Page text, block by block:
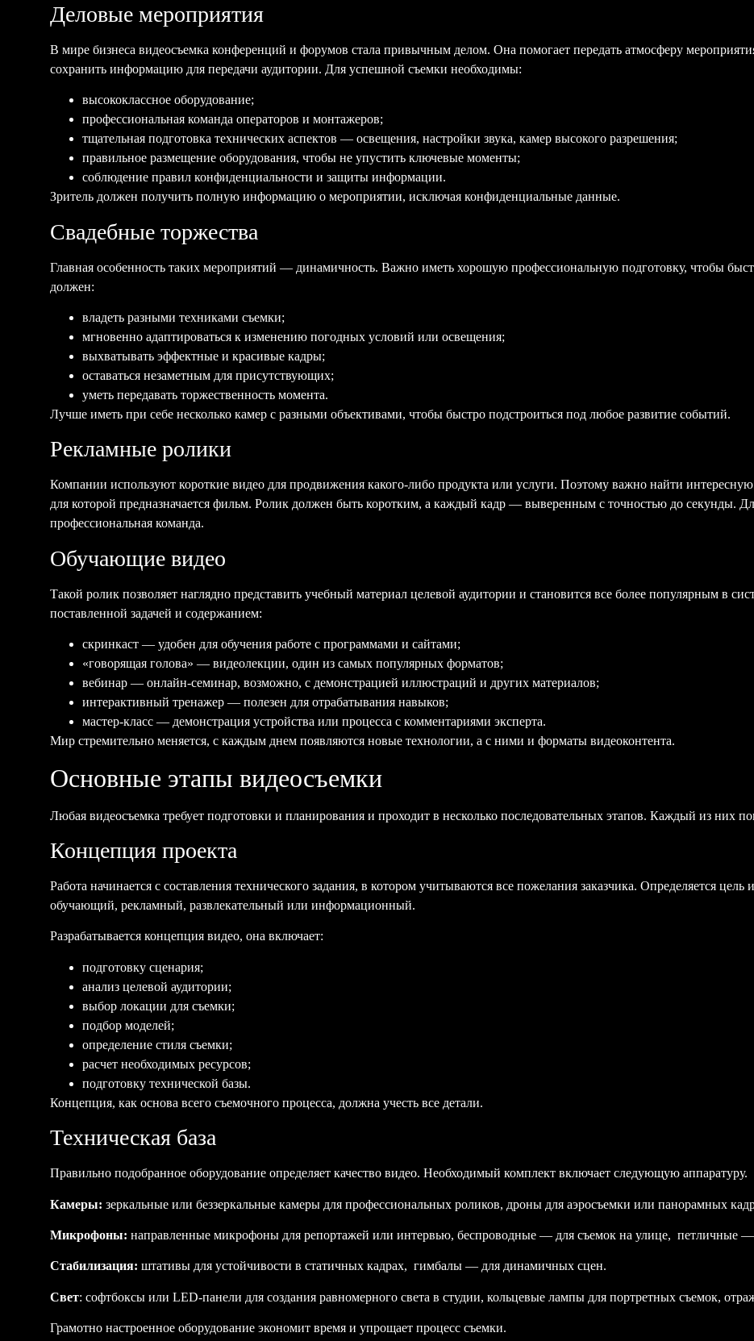
Деловые мероприятия
В мире бизнеса видеосъемка конференций и форумов стала привычным делом. Она помогает передать атмосферу
сохранить информацию для передачи аудитории. Для успешной съемки необходимы:
высококлассное оборудование;
профессиональная команда операторов и монтажеров;
тщательная подготовка технических аспектов — освещения, настройки звука, камер высокого разрешения;
правильное размещение оборудования, чтобы не упустить ключевые моменты;
соблюдение правил конфиденциальности и защиты информации.
Зритель должен получить полную информацию о мероприятии, исключая конфиденциальные данные.
Свадебные торжества
Главная особенность таких мероприятий — динамичность. Важно иметь хорошую профессиональную подготовку, чтобы
должен:
владеть разными техниками съемки;
мгновенно адаптироваться к изменению погодных условий или освещения;
выхватывать эффектные и красивые кадры;
оставаться незаметным для присутствующих;
уметь передавать торжественность момента.
Лучше иметь при себе несколько камер с разными объективами, чтобы быстро подстроиться под любое развитие событий.
Рекламные ролики
Компании используют короткие видео для продвижения какого-либо продукта или услуги. Поэтому важно найти
для которой предназначается фильм. Ролик должен быть коротким, а каждый кадр — выверенным с точностью до секунды.
профессиональная команда.
Обучающие видео
Такой ролик позволяет наглядно представить учебный материал целевой аудитории и становится все более популярным в
поставленной задачей и содержанием:
скринкаст — удобен для обучения работе с программами и сайтами;
«говорящая голова» — видеолекции, один из самых популярных форматов;
вебинар — онлайн-семинар, возможно, с демонстрацией иллюстраций и других материалов;
интерактивный тренажер — полезен для отрабатывания навыков;
мастер-класс — демонстрация устройства или процесса с комментариями эксперта.
Мир стремительно меняется, с каждым днем появляются новые технологии, а с ними и форматы видеоконтента.
Основные этапы видеосъемки
Любая видеосъемка требует подготовки и планирования и проходит в несколько последовательных этапов. Каждый из них
Концепция проекта
Работа начинается с составления технического задания, в котором учитываются все пожелания заказчика. Определяется
обучающий, рекламный, развлекательный или информационный.
Разрабатывается концепция видео, она включает:
подготовку сценария;
анализ целевой аудитории;
выбор локации для съемки;
подбор моделей;
определение стиля съемки;
расчет необходимых ресурсов;
подготовку технической базы.
Концепция, как основа всего съемочного процесса, должна учесть все детали.
Техническая база
Правильно подобранное оборудование определяет качество видео. Необходимый комплект включает следующую аппаратуру.
Камеры: зеркальные или беззеркальные камеры для профессиональных роликов, дроны для аэросъемки или панорамных
Микрофоны: направленные микрофоны для репортажей или интервью, беспроводные — для съемок на улице, петличные —
Стабилизация: штативы для устойчивости в статичных кадрах, гимбалы — для динамичных сцен.
Свет: софтбоксы или LED-панели для создания равномерного света в студии, кольцевые лампы для портретных съемок,
Грамотно настроенное оборудование экономит время и упрощает процесс съемки.